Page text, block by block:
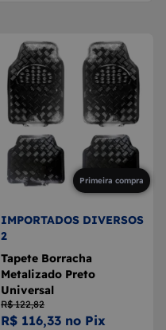
Primeira compra
IMPORTADOS DIVERSOS
2
Tapete Borracha
Metalizado Preto
Universal
R$ 122,82
R$ 116,33 no Pix